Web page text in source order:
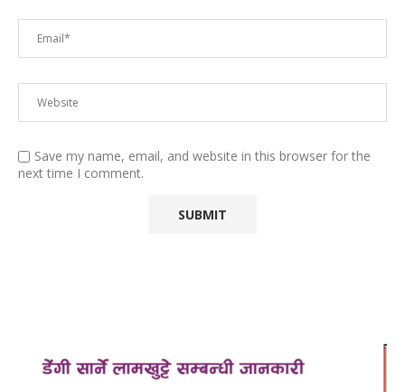
Save my name, email, and website in this browser for the
next time I comment.